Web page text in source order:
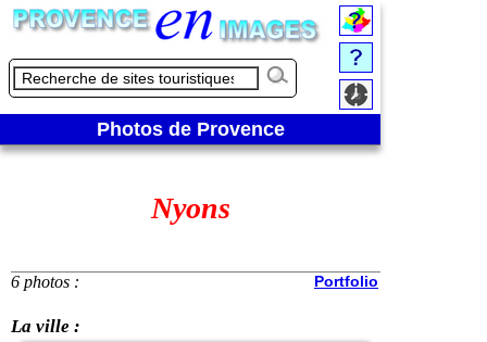
Photos de Provence
Nyons
6 photos : Portfolio
La ville :